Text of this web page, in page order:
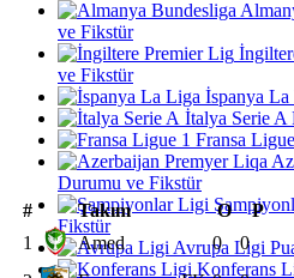
ve Fikstür
ve Fikstür
İspanya
İtalya Serie A
Fransa
Durumu ve Fikstür
Fikstür
Avrupa Ligi
Konferans
# Takım O
P
1
Amed 0
0